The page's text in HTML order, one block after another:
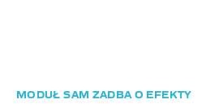
MODUŁ SAM ZADBA O EFEKTY